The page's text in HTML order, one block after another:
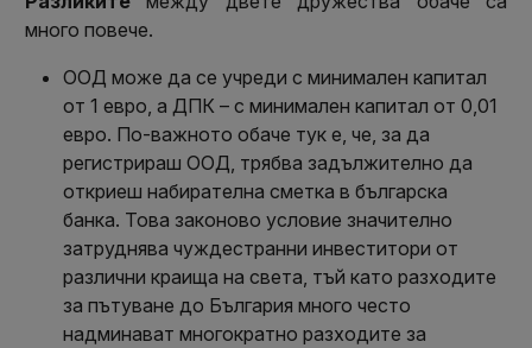
много повече.
ООД може да се учреди с минимален капитал
от 1 евро, а ДПК – с минимален капитал от 0,01
евро. По-важното обаче тук е, че, за да
регистрираш ООД, трябва задължително да
откриеш набирателна сметка в българска
банка. Това законово условие значително
затруднява чуждестранни инвеститори от
различни краища на света, тъй като разходите
за пътуване до България много често
надминават многократно разходите за